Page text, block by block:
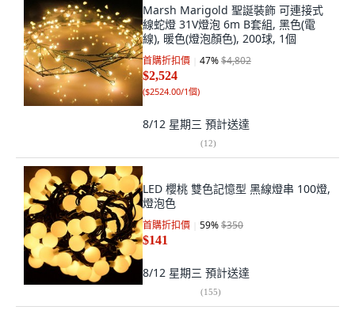
Marsh Marigold 聖誕裝飾 可連接式
線蛇燈 31V燈泡 6m B套組, 黑色(電
線), 暖色(燈泡顏色), 200球, 1個
首購折扣價 47%$4,802
$2,524
($2524.00/1個)
8/12 星期三 預計送達
(12)
LED 櫻桃 雙色記憶型 黑線燈串 100燈,
燈泡色
首購折扣價 59%$350
$141
8/12 星期三 預計送達
(155)